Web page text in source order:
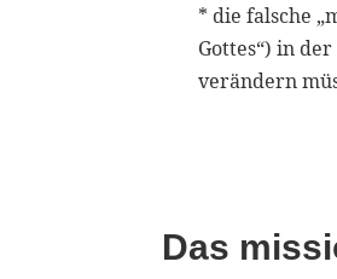
* die falsche
Gottes“) in
verändern
Das